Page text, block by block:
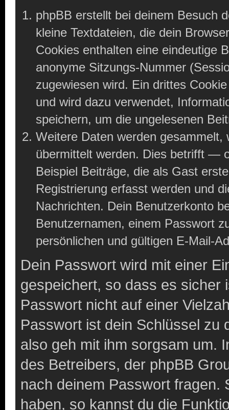
phpBB erstellt bei deinem Besuch
kleine Textdateien, die dein
Cookies enthalten eine eindeutige
anonyme Sitzungs-Nummer
zugewiesen wird. Ein drittes
und wird dazu verwendet,
speichern, um die ungelesenen
Weitere Daten werden
übermittelt werden. Dies betrifft —
Beispiel Beiträge, die als Gast
Registrierung erfasst werden und
Nachrichten. Dein Benutzerkonto
Benutzernamen, einem Passwort
persönlichen und gültigen E-Mail-
Dein Passwort wird mit einer
gespeichert, so dass es sicher
Passwort nicht auf einer
Passwort ist dein Schlüssel zu
also geh mit ihm sorgsam um.
des Betreibers, der phpBB
nach deinem Passwort fragen.
haben, so kannst du die